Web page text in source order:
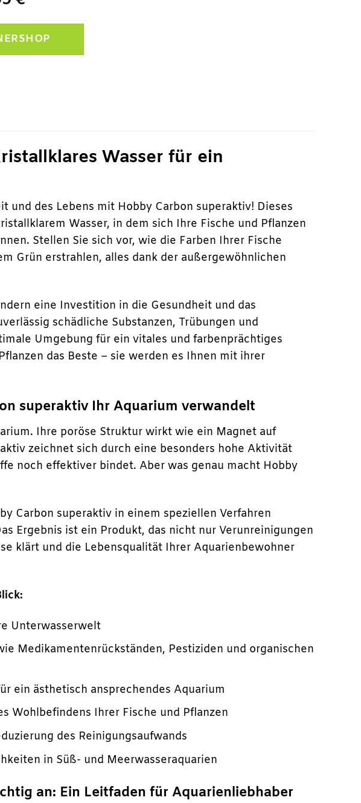
€
ist:
10,99 €.
Wasser für ein
und des Lebens mit Hobby Carbon superaktiv! Dieses
Wasser, in dem sich Ihre Fische und Pflanzen
Stellen Sie sich vor, wie die Farben Ihrer Fische
Grün erstrahlen, alles dank der außergewöhnlichen
eine Investition in die Gesundheit und das
schädliche Substanzen, Trübungen und
Umgebung für ein vitales und farbenprächtiges
das Beste – sie werden es Ihnen mit ihrer
superaktiv Ihr Aquarium verwandelt
Ihre poröse Struktur wirkt wie ein Magnet auf
zeichnet sich durch eine besonders hohe Aktivität
noch effektiver bindet. Aber was genau macht Hobby
Carbon superaktiv in einem speziellen Verfahren
Ergebnis ist ein Produkt, das nicht nur Verunreinigungen
klärt und die Lebensqualität Ihrer Aquarienbewohner
Unterwasserwelt
Medikamentenrückständen, Pestiziden und organischen
ein ästhetisch ansprechendes Aquarium
Wohlbefindens Ihrer Fische und Pflanzen
des Reinigungsaufwands
in Süß- und Meerwasseraquarien
an: Ein Leitfaden für Aquarienliebhaber